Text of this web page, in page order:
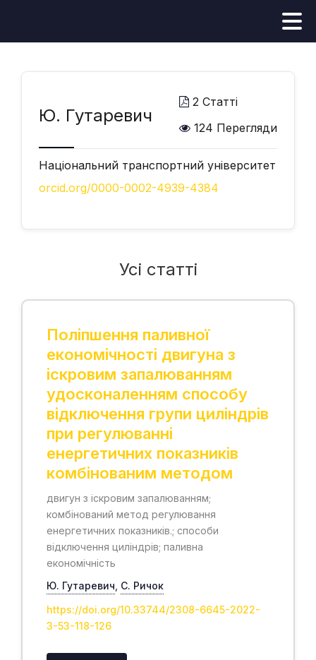
Ю. Гутаревич
2 Статті
124 Перегляди
Національний транспортний університет
orcid.org/0000-0002-4939-4384
Усі статті
Поліпшення паливної
економічності двигуна з
іскровим запалюванням
удосконаленням способу
відключення групи циліндрів
при регулюванні
енергетичних показників
комбінованим методом
двигун з іскровим запалюванням;
комбінований метод регулювання
енергетичних показників.; способи
відключення циліндрів; паливна
економічність
Ю. Гутаревич С. Ричок
https://doi.org/10.33744/2308-6645-2022-
3-53-118-126